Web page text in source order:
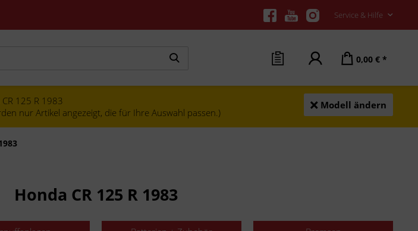
Service & Hilfe
0,00 € *
125 R 1983
nur Artikel angezeigt, die für Ihre Auswahl passen.)
Modell ändern
Honda CR 125 R 1983